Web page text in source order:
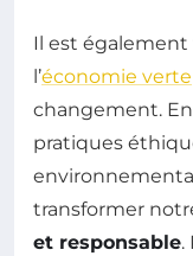
Il est
l’économie verte
changement.
pratiques
transformer
et responsable.